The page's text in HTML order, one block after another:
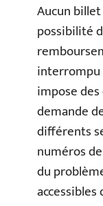
Aucun
possibilité
interrompu
impose
demande
différents
numéros
du
accessibles